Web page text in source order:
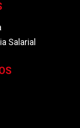
Salarial